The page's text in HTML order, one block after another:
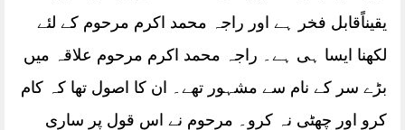
یقیناًقابل فخر ہے اور راجہ محمد اکرم مرحوم کے لئے
لکھنا ایسا ہی ہے۔ راجہ محمد اکرم مرحوم علاقہ میں
بڑے سر کے نام سے مشہور تھے۔
ان کا اصول تھا کہ کام
کرو اور چھٹی نہ کرو۔ مرحوم نے اس قول پر ساری